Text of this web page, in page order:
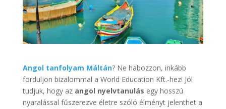
Angol tanfolyam Máltán? Ne habozzon, inkább
forduljon bizalommal a World Education Kft.-hez! Jól
tudjuk, hogy az angol nyelvtanulás egy hosszú
nyaralással fűszerezve életre szóló élményt jelenthet a